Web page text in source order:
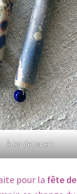
À toi de jouer !
pour la fête